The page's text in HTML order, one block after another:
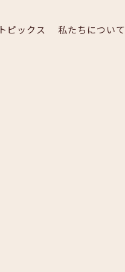
トピックス 私たちについて